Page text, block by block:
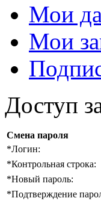
Мои
Мои
Доступ
Смена пароля
*Логин:
*Контрольная строка:
*Новый пароль:
*Подтверждение